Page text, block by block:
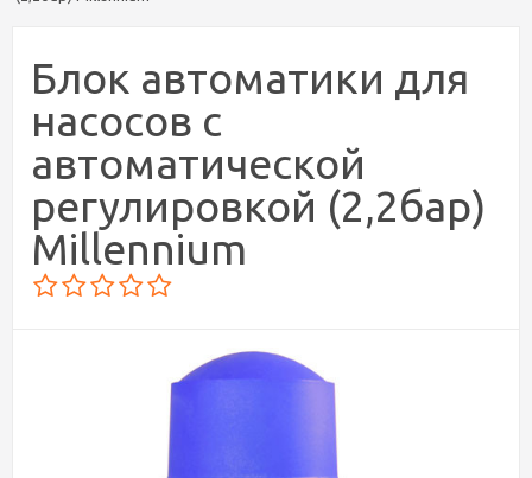
Блок автоматики для
насосов с
автоматической
регулировкой (2,2бар)
Millennium